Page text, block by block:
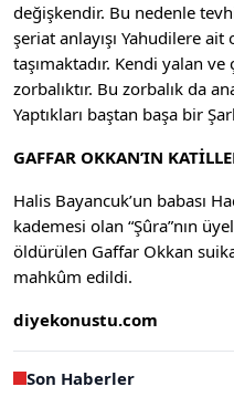
değişkendir. Bu nedenle
şeriat anlayışı Yahudilere
taşımaktadır. Kendi yalan ve
zorbalıktır. Bu zorbalık da
Yaptıkları baştan başa bir
GAFFAR OKKAN’IN
Halis Bayancuk’un babası
kademesi olan “Şûra”nın
öldürülen Gaffar Okkan
mahkûm edildi.
diyekonustu.com
Son Haberler